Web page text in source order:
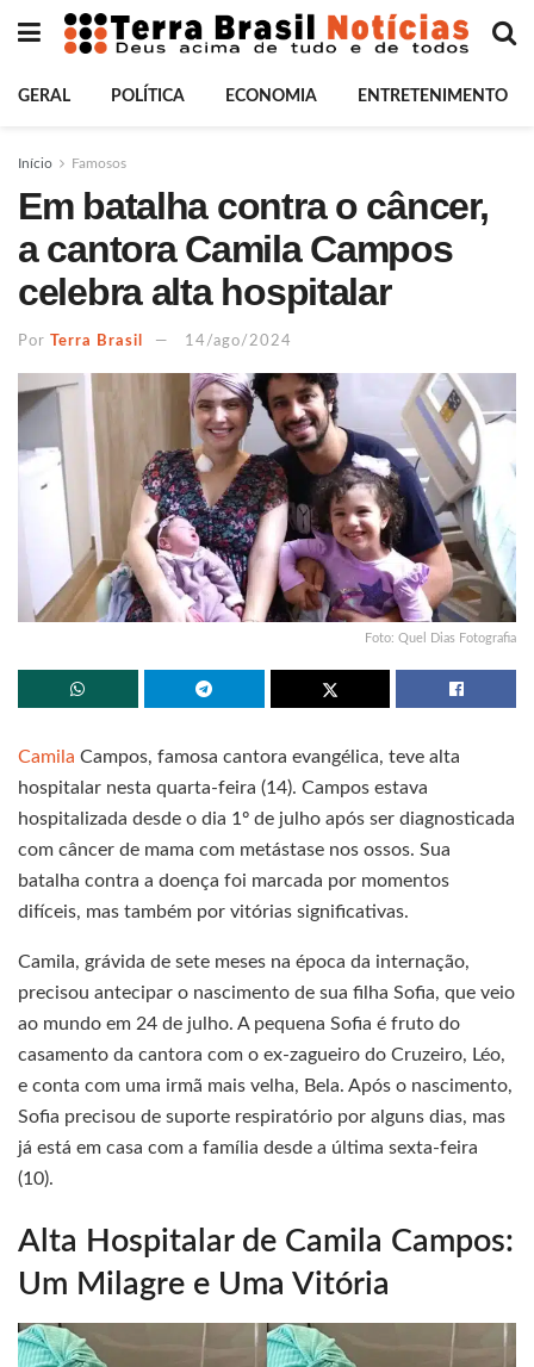
GERAL POLÍTICA ECONOMIA ENTRETENIMENTO
Início Famosos
Em batalha contra o câncer,
a cantora Camila Campos
celebra alta hospitalar
Por Terra Brasil 14/ago/2024
Foto: Quel Dias Fotografia
Camila Campos, famosa cantora evangélica, teve alta
hospitalar nesta quarta-feira (14). Campos estava
hospitalizada desde o dia 1º de julho após ser diagnosticada
com câncer de mama com metástase nos ossos. Sua
batalha contra a doença foi marcada por momentos
difíceis, mas também por vitórias significativas.
Camila, grávida de sete meses na época da internação,
precisou antecipar o nascimento de sua filha Sofia, que veio
ao mundo em 24 de julho. A pequena Sofia é fruto do
casamento da cantora com o ex-zagueiro do Cruzeiro, Léo,
e conta com uma irmã mais velha, Bela. Após o nascimento,
Sofia precisou de suporte respiratório por alguns dias, mas
já está em casa com a família desde a última sexta-feira
(10).
Alta Hospitalar de Camila Campos:
Um Milagre e Uma Vitória